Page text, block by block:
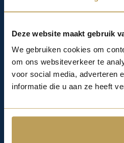
Deze website maakt gebruik
We gebruiken cookies om
om ons websiteverkeer te
voor social media, adverteren
informatie die u aan ze heeft
Informatie
Tarieven
Algemene Voorwaarden
Stadswandelingen